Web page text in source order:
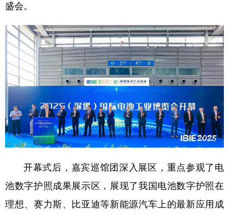
盛会。
开幕式后，嘉宾巡馆团深入展区，重点参观了电
池数字护照成果展示区，展现了我国电池数字护照在
理想、赛力斯、比亚迪等新能源汽车上的最新应用成